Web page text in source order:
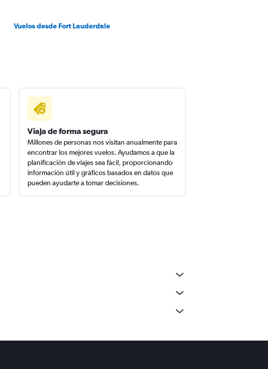
Vuelos desde Fort Lauderdale
Viaja de forma segura
Millones de personas nos visitan anualmente para
encontrar los mejores vuelos. Ayudamos a que la
planificación de viajes sea fácil, proporcionando
información útil y gráficos basados en datos que
pueden ayudarte a tomar decisiones.